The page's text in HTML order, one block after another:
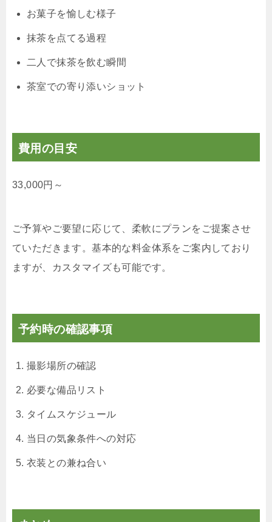
お菓子を愉しむ様子
抹茶を点てる過程
二人で抹茶を飲む瞬間
茶室での寄り添いショット
費用の目安
33,000円～
ご予算やご要望に応じて、柔軟にプランをご提案させ
ていただきます。基本的な料金体系をご案内しており
ますが、カスタマイズも可能です。
予約時の確認事項
撮影場所の確認
必要な備品リスト
タイムスケジュール
当日の気象条件への対応
衣装との兼ね合い